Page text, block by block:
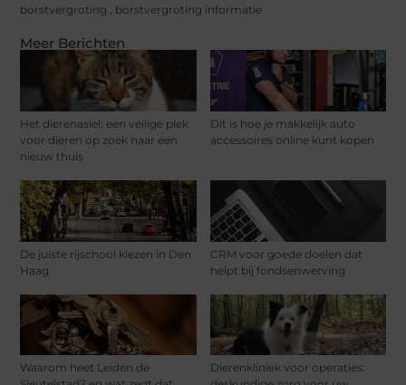
Meer Berichten
Het dierenasiel: een veilige plek
voor dieren op zoek naar een
nieuw thuis
Dit is hoe je makkelijk auto
accessoires online kunt kopen
De juiste rijschool kiezen in Den
Haag
CRM voor goede doelen dat
helpt bij fondsenwerving
Waarom heet Leiden de
Dierenkliniek voor operaties:
borstvergroting borstvergroting informatie